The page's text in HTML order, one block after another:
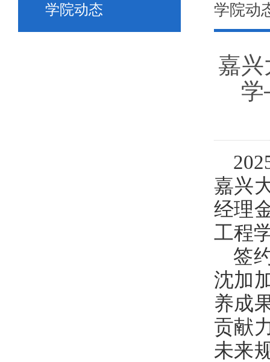
学院动态 学院动
嘉兴
学
嘉兴
经理
工程
签
沈加
养成
贡献
未来